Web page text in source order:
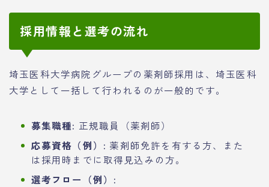
採用情報と選考の流れ
埼玉医科大学病院グループの薬剤師採用は、埼玉医科
大学として一括して行われるのが一般的です。
募集職種: 正規職員（薬剤師）
応募資格（例）: 薬剤師免許を有する方、また
は採用時までに取得見込みの方。
選考フロー（例）: